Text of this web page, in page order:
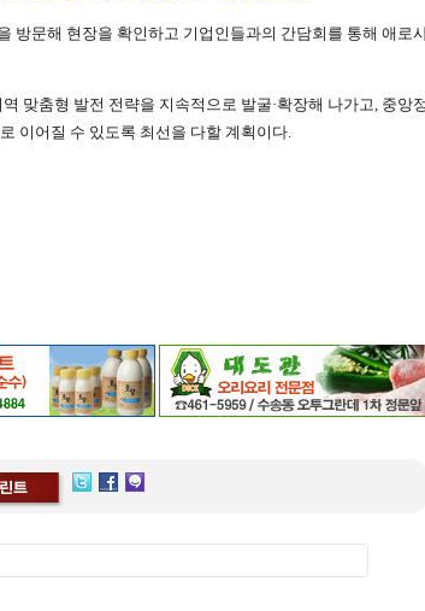
방문해 현장을 확인하고 기업인들과의 간담회를 통해 애로
맞춤형 발전 전략을 지속적으로 발굴·확장해 나가고, 중앙정
이어질 수 있도록 최선을 다할 계획이다.